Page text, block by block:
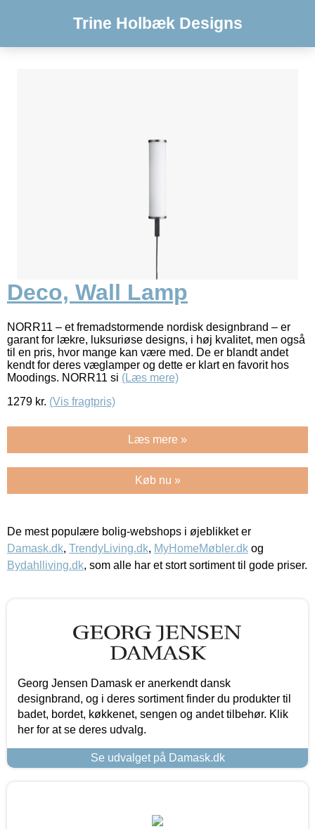
Trine Holbæk Designs
Deco, Wall Lamp
NORR11 – et fremadstormende nordisk designbrand – er
garant for lækre, luksuriøse designs, i høj kvalitet, men også
til en pris, hvor mange kan være med. De er blandt andet
kendt for deres væglamper og dette er klart en favorit hos
Moodings. NORR11 si (Læs mere)
1279 kr. (Vis fragtpris)
Læs mere »
Køb nu »
De mest populære bolig-webshops i øjeblikket er
Damask.dk, TrendyLiving.dk, MyHomeMøbler.dk og
Bydahlliving.dk, som alle har et stort sortiment til gode priser.
Georg Jensen Damask er anerkendt dansk
designbrand, og i deres sortiment finder du produkter til
badet, bordet, køkkenet, sengen og andet tilbehør. Klik
her for at se deres udvalg.
Se udvalget på Damask.dk